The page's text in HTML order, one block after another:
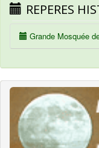
REPERES
Grande Mosquée